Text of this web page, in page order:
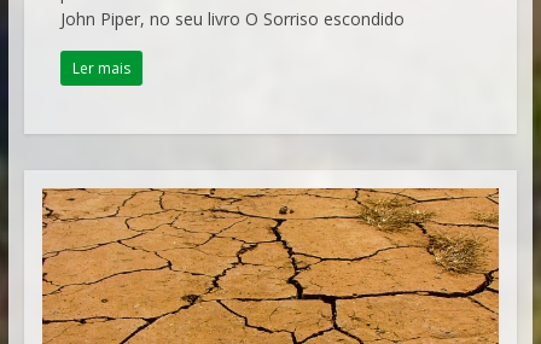
John Piper, no seu livro O Sorriso escondido
Ler mais